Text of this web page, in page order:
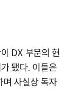
DX 부문의 현
됐다. 이들은
사실상 독자